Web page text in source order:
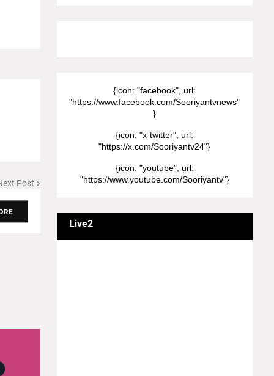
Post
{icon: "facebook", url:
"https://www.facebook.com/Sooriyantvnews"
}
{icon: "x-twitter", url:
"https://x.com/Sooriyantv24"}
{icon: "youtube", url:
"https://www.youtube.com/Sooriyantv"}
Live2